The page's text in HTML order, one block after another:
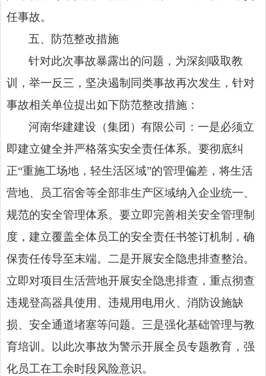
任事故。
五、防范整改措施
针对此次事故暴露出的问题，为深刻吸取教
训，举一反三，坚决遏制同类事故再次发生，针对
事故相关单位提出如下防范整改措施：
河南华建建设（集团）有限公司：一是必须立
即建立健全并严格落实安全责任体系。要彻底纠
正“重施工场地，轻生活区域”的管理偏差，将生活
营地、员工宿舍等全部非生产区域纳入企业统一、
规范的安全管理体系。要立即完善相关安全管理制
度，建立覆盖全体员工的安全责任书签订机制，确
保责任传导至末端。二是开展安全隐患排查整治。
立即对项目生活营地开展安全隐患排查，重点彻查
违规登高器具使用、违规用电用火、消防设施缺
损、安全通道堵塞等问题。三是强化基础管理与教
育培训。以此次事故为警示开展全员专题教育，强
化员工在工余时段风险意识。